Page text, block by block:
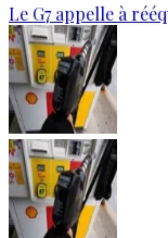
Le G7 appelle à